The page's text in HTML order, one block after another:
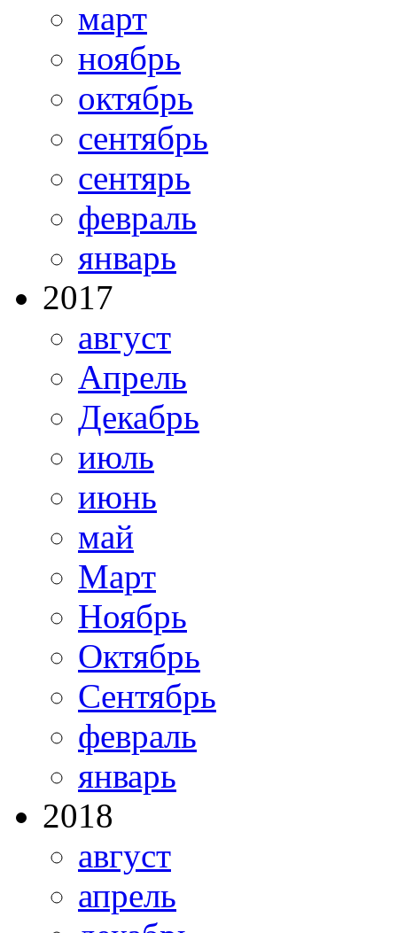
март
ноябрь
октябрь
сентябрь
сентярь
февраль
январь
2017
август
Апрель
Декабрь
июль
июнь
май
Март
Ноябрь
Октябрь
Сентябрь
февраль
январь
2018
август
апрель